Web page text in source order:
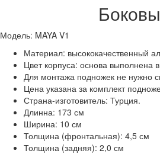
Модель: MAYA V1
Материал: высококачественный
Цвет корпуса: основа выполнена
Для монтажа подножек не нужно
Цена указана за комплект
Страна-изготовитель: Турция.
Длинна: 173 см
Ширина: 10 см
Толщина (фронтальная): 4,5 см
Толщина (задняя): 2,0 см